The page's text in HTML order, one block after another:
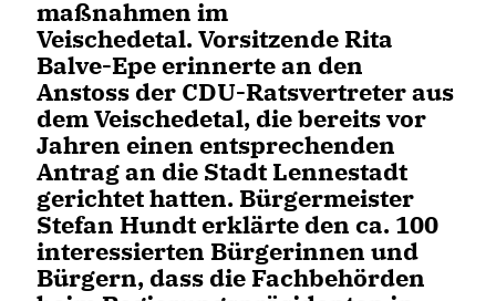
maßnahmen im
Veischedetal. Vorsitzende Rita
Balve-Epe erinnerte an den
Anstoss der CDU-Ratsvertreter aus
dem Veischedetal, die bereits vor
Jahren einen entsprechenden
Antrag an die Stadt Lennestadt
gerichtet hatten. Bürgermeister
Stefan Hundt erklärte den ca. 100
interessierten Bürgerinnen und
Bürgern, dass die Fachbehörden